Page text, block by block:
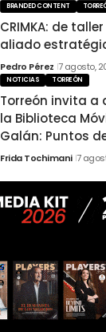
BRANDED CONTENT
CRIMKA: de
aliado
Pedro Pérez 7 agosto,
NOTICIAS TORREÓN
Torreón invita a
la Biblioteca
Galán: Puntos
Frida Tochimani 7